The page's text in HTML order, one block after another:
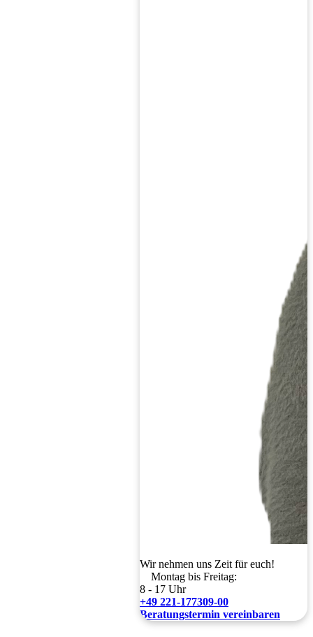
Wir nehmen uns Zeit für euch!
Montag bis Freitag:
8 - 17 Uhr
+49 221-177309-00
Beratungstermin vereinbaren